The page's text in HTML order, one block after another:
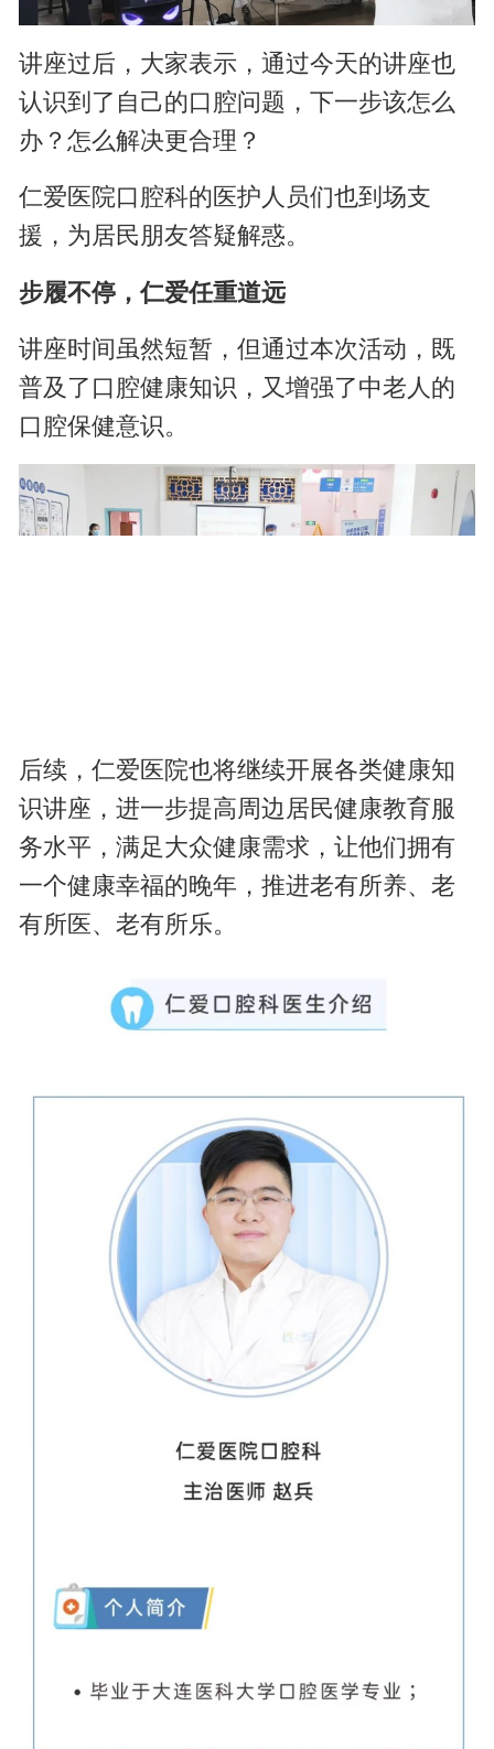
讲座过后，大家表示，通过今天的讲座也
认识到了自己的口腔问题，下一步该怎么
办？怎么解决更合理？
仁爱医院口腔科的医护人员们也到场支
援，为居民朋友答疑解惑。
步履不停，仁爱任重道远
讲座时间虽然短暂，但通过本次活动，既
普及了口腔健康知识，又增强了中老人的
口腔保健意识。
后续，仁爱医院也将继续开展各类健康知
识讲座，进一步提高周边居民健康教育服
务水平，满足大众健康需求，让他们拥有
一个健康幸福的晚年，推进老有所养、老
有所医、老有所乐。